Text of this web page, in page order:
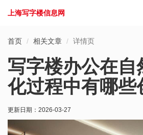
上海写字楼信息网
首页 相关文章 详情页
写字楼办公在自
化过程中有哪些
更新日期： 2026-03-27